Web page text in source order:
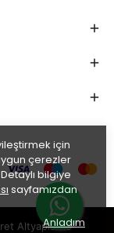
için
çerezler
bilgiye
sayfamızdan
Anladım
Altyapısı ile